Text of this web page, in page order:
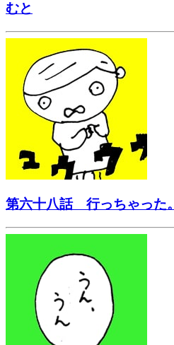
むと
第六十八話 行っちゃった。